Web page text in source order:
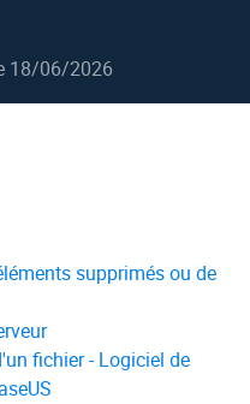
18/06/2026
supprimés ou de
fichier - Logiciel de